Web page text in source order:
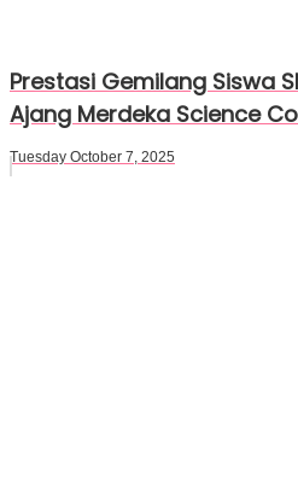
Prestasi Gemilang Siswa
Ajang Merdeka Science
Tuesday October 7, 2025